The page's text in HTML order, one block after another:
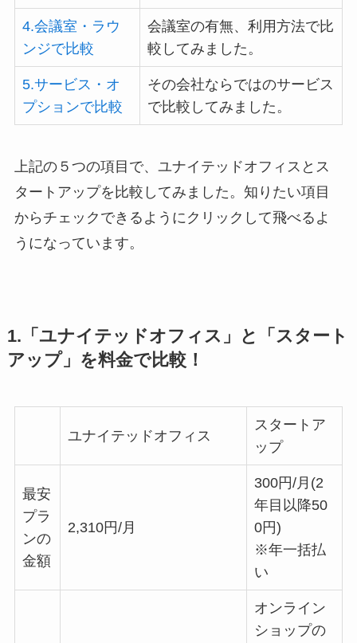
4.会議室・ラウ
ンジで比較
会議室の有無、利用方法で比
較してみました。
5.サービス・オ
プションで比較
その会社ならではのサービス
で比較してみました。
上記の５つの項目で、ユナイテッドオフィスとス
タートアップを比較してみました。知りたい項目
からチェックできるようにクリックして飛べるよ
うになっています。
1.「ユナイテッドオフィス」と「スタート
アップ」を料金で比較！
ユナイテッドオフィス
スタートア
ップ
最安
プラ
ンの
金額
2,310円/月
300円/月(2
年目以降50
0円)
※年一括払
い
オンライン
ショップの